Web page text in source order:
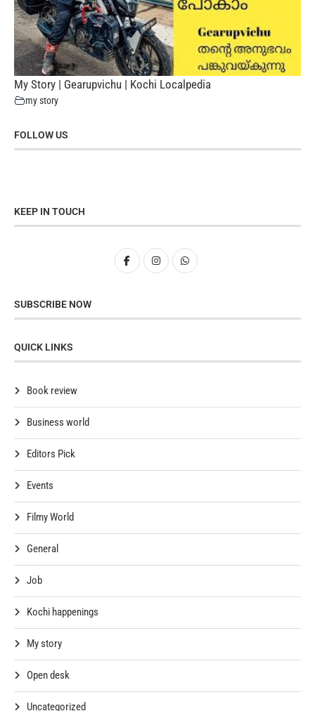
My Story | Gearupvichu | Kochi Localpedia
my story
FOLLOW US
KEEP IN TOUCH
SUBSCRIBE NOW
QUICK LINKS
Book review
Business world
Editors Pick
Events
Filmy World
General
Job
Kochi happenings
My story
Open desk
Uncategorized